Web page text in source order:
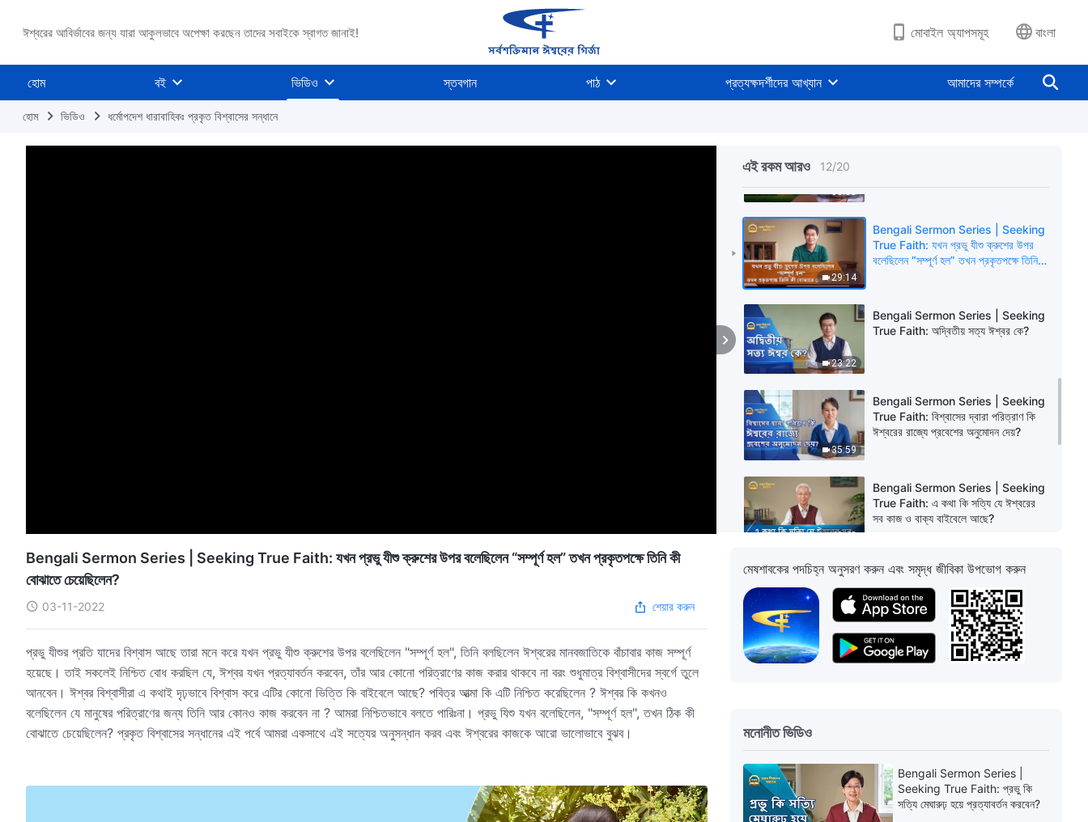
ঈশ্বরের আবির্ভাবের জন্য যারা আকুলভাবে অপেক্ষা করছেন তাদের সবাইকে স্বাগত জানাই! মোবাইল অ্যাপসমূহ বাংলা
হোম বই ভিডিও স্তবগান পাঠ প্রত্যক্ষদর্শীদের আখ্যান আমাদের সম্পর্কে
হোম ভিডিও ধর্মোপদেশ ধারাবাহিকঃ প্রকৃত বিশ্বাসের সন্ধানে
এই রকম আরও 12/20
True Faith: কেন আমরা শুধুমাত্র ঈশ্বরের
কণ্ঠ শোনার মাধ্যমেই প্রভুকে স্বাগত জানাতে
পারি?
35:55
29:14
Bengali Sermon Series | Seeking
True Faith: যখন প্রভু যীশু ক্রুশের উপর
বলেছিলেন “সম্পূর্ণ হল” তখন প্রকৃতপক্ষে তিনি
23:22
Bengali Sermon Series | Seeking
True Faith: অদ্বিতীয় সত্য ঈশ্বর কে?
35:59
Bengali Sermon Series | Seeking
True Faith: বিশ্বাসের দ্বারা পরিত্রাণ কি
ঈশ্বরের রাজ্যে প্রবেশের অনুমোদন দেয়?
40:48
Bengali Sermon Series | Seeking
True Faith: এ কথা কি সত্যি যে ঈশ্বরের
সব কাজ ও বাক্য বাইবেলে আছে?
28:35
Bengali Sermon Series | Seeking
True Faith: পবিত্র ত্রয়ীর ধারণা কি
সমর্থনযোগ্য?
Bengali Sermon Series | Seeking
24:43
— প্রভু যখন ফিরবেন তিনি কি আমাদের সরাসরি
তাঁর রাজ্যে নিয়ে যাবেন?
Bengali Sermon Series | Seeking True Faith: যখন প্রভু যীশু ক্রুশের উপর বলেছিলেন “সম্পূর্ণ হল” তখন প্রকৃতপক্ষে তিনি কী
বোঝাতে চেয়েছিলেন?
03-11-2022 শেয়ার করুন
প্রভু যীশুর প্রতি যাদের বিশ্বাস আছে তারা মনে করে যখন প্রভু যীশু ক্রুশের উপর বলেছিলেন "সম্পূর্ণ হল", তিনি বলছিলেন ঈশ্বরের মানবজাতিকে বাঁচাবার কাজ সম্পূর্ণ
হয়েছে। তাই সকলেই নিশ্চিত বোধ করছিল যে, ঈশ্বর যখন প্রত্যাবর্তন করবেন, তাঁর আর কোনো পরিত্রাণের কাজ করার থাকবে না বরং শুধুমাত্র বিশ্বাসীদের স্বর্গে তুলে
আনবেন। ঈশ্বর বিশ্বাসীরা এ কথাই দৃঢ়ভাবে বিশ্বাস করে এটির কোনো ভিত্তি কি বাইবেলে আছে? পবিত্র আত্মা কি এটি নিশ্চিত করেছিলেন ? ঈশ্বর কি কখনও
বলেছিলেন যে মানুষের পরিত্রাণের জন্য তিনি আর কোনও কাজ করবেন না ? আমরা নিশ্চিতভাবে বলতে পারিঃনা। প্রভু যিশু যখন বলেছিলেন, "সম্পূর্ণ হল", তখন ঠিক কী
বোঝাতে চেয়েছিলেন? প্রকৃত বিশ্বাসের সন্ধানের এই পর্বে আমরা একসাথে এই সত্যের অনুসন্ধান করব এবং ঈশ্বরের কাজকে আরো ভালোভাবে বুঝব।
মেষশাবকের পদচিহ্ন অনুসরণ করুন এবং সমৃদ্ধ জীবিকা উপভোগ করুন
মনোনীত ভিডিও
Bengali Sermon Series |
Seeking True Faith: প্রভু কি
সত্যি মেঘারুঢ় হয়ে প্রত্যাবর্তন করবেন?